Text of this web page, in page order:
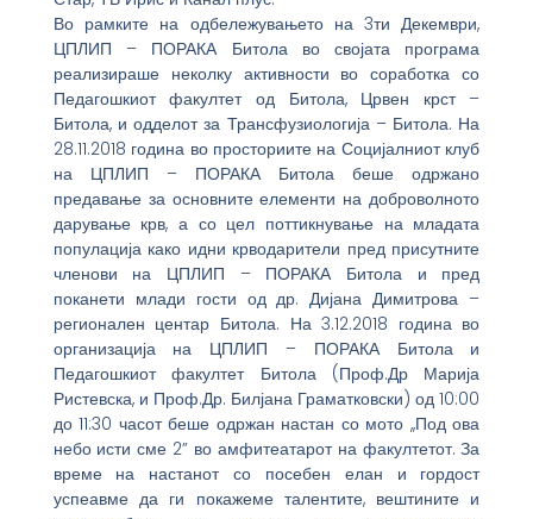
Во рамките на одбележувањето на 3ти Декември,
ЦПЛИП – ПОРАКА Битола во својата програма
реализираше неколку активности во соработка со
Педагошкиот факултет од Битола, Црвен крст –
Битола, и одделот за Трансфузиологија – Битола. На
28.11.2018 година во просториите на Социјалниот клуб
на ЦПЛИП – ПОРАКА Битола беше одржано
предавање за основните елементи на доброволното
дарување крв, а со цел поттикнување на младата
популација како идни крводарители пред присутните
членови на ЦПЛИП – ПОРАКА Битола и пред
поканети млади гости од др. Дијана Димитрова –
регионален центар Битола. На 3.12.2018 година во
организација на ЦПЛИП – ПОРАКА Битола и
Педагошкиот факултет Битола (Проф.Др Марија
Ристевска, и Проф.Др. Билјана Граматковски) од 10:00
до 11:30 часот беше одржан настан со мото ,,Под ова
небо исти сме 2” во амфитеатарот на факултетот. За
време на настанот со посебен елан и гордост
успеавме да ги покажеме талентите, вештините и